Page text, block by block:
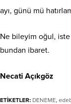
ayı, günü mü
Ne bileyim oğul,
bundan ibaret.
Necati Açıkgöz
ETİKETLER: DENEME,